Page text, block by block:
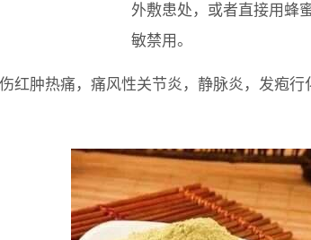
外敷患处，或者直接用蜂
敏禁用。
红肿热痛，痛风性关节炎，静脉炎，发疱